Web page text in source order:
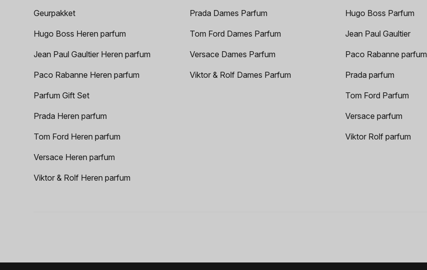
Geurpakket
Hugo Boss Heren parfum
Jean Paul Gaultier Heren parfum
Paco Rabanne Heren parfum
Parfum Gift Set
Prada Heren parfum
Tom Ford Heren parfum
Versace Heren parfum
Viktor & Rolf Heren parfum
Prada Dames Parfum
Tom Ford Dames Parfum
Versace Dames Parfum
Viktor & Rolf Dames Parfum
Hugo Boss Parfum
Jean Paul Gaultier
Paco Rabanne parfum
Prada parfum
Tom Ford Parfum
Versace parfum
Viktor Rolf parfum